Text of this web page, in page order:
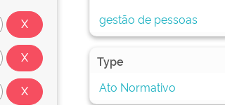
gestão de pessoas
Type
Ato Normativo